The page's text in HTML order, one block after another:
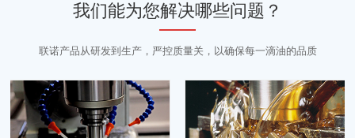
我们能为您解决哪些问题？
联诺产品从研发到生产，严控质量关，以确保每一滴油的品质